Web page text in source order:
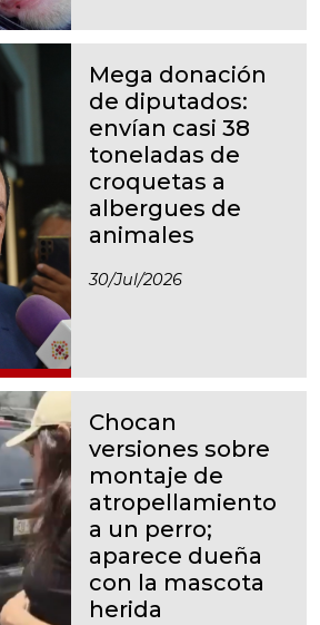
Mega donación
de diputados:
envían casi 38
toneladas de
croquetas a
albergues de
animales
30/jul/2026
Chocan
versiones sobre
montaje de
atropellamiento
a un perro;
aparece dueña
con la mascota
herida